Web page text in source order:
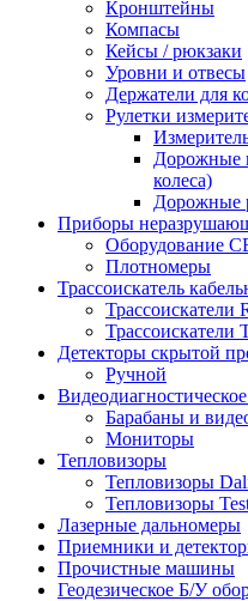
Кронштейны
Компасы
Кейсы / рюкзаки
Уровни и отвесы
Держатели для
Рулетки
Дорожные
колеса)
Дорожные
Приборы
Оборудование
Плотномеры
Трассоискатель
Трассоискатели
Трассоискатели
Детекторы скрытой
Ручной
Барабаны и
Мониторы
Тепловизоры
Тепловизоры
Тепловизоры
Лазерные дальномеры
Приемники и
Прочистные машины
Геодезическое Б/У